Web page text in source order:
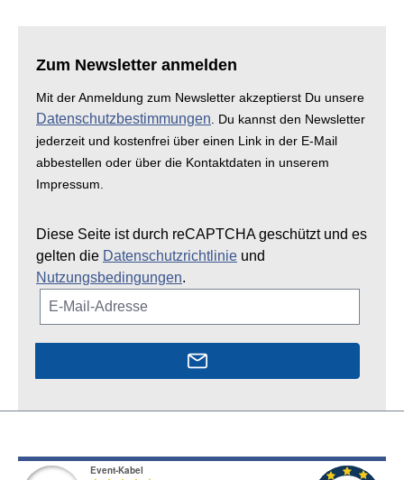
Zum Newsletter anmelden
Mit der Anmeldung zum Newsletter akzeptierst Du unsere
Datenschutzbestimmungen . Du kannst den Newsletter
jederzeit und kostenfrei über einen Link in der E-Mail
abbestellen oder über die Kontaktdaten in unserem
Impressum.
Diese Seite ist durch reCAPTCHA geschützt und es
gelten die Datenschutzrichtlinie und
Nutzungsbedingungen.